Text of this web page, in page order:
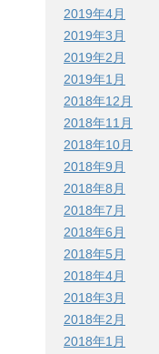
2019年4月
2019年3月
2019年2月
2019年1月
2018年12月
2018年11月
2018年10月
2018年9月
2018年8月
2018年7月
2018年6月
2018年5月
2018年4月
2018年3月
2018年2月
2018年1月